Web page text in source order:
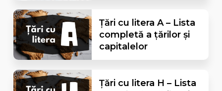
Țări cu litera A – Lista
completă a țărilor și
capitalelor
Țări cu litera H – Lista